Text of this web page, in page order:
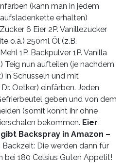
(kann man in jedem
erhalten)
6 Eier 2P. Vanillezucker
o.ä.) 250ml Öl (z.B.
1P. Backpulver 1P. Vanilla
Teig nun aufteilen (je nachdem
in Schüsseln und mit
Oetker) einfärben. Jeden
geben und von dem
(somit könnt ihr ohne
bekommen. Eier
Backspray in Amazon –
Backzeit: Die werden dann für
bei 180 Celsius Guten Appetit!